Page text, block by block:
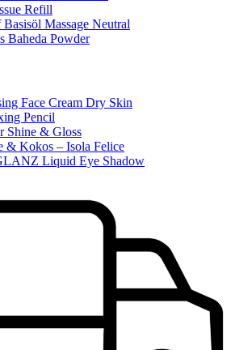
Refill
Massage Neutral
Baheda Powder
Face Cream Dry Skin
Pencil
Shine & Gloss
& Kokos – Isola Felice
Liquid Eye Shadow